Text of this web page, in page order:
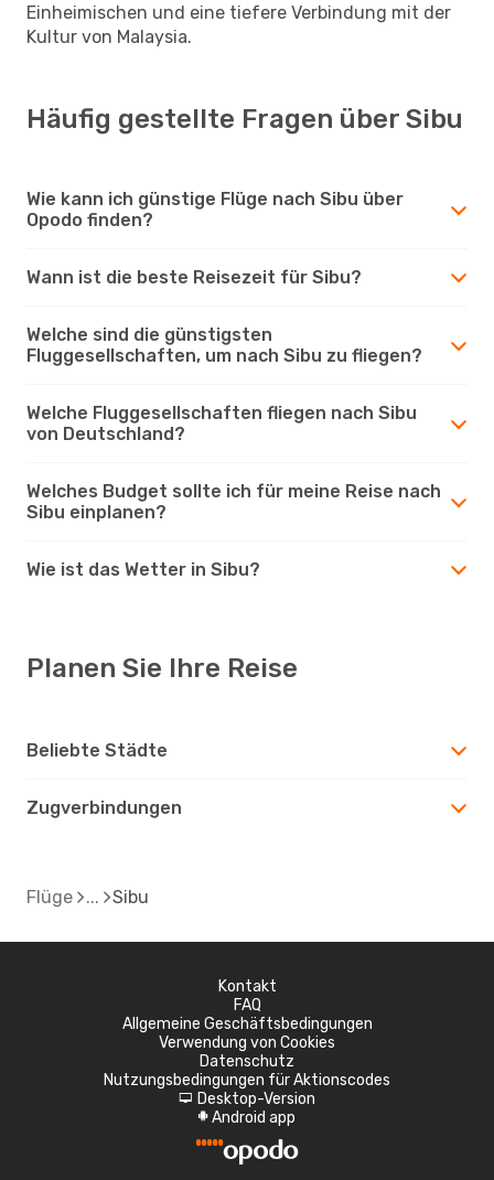
Einheimischen und eine tiefere Verbindung mit der
Kultur von Malaysia.
Häufig gestellte Fragen über Sibu
Wie kann ich günstige Flüge nach Sibu über
Opodo finden?
Wann ist die beste Reisezeit für Sibu?
Welche sind die günstigsten
Fluggesellschaften, um nach Sibu zu fliegen?
Welche Fluggesellschaften fliegen nach Sibu
von Deutschland?
Welches Budget sollte ich für meine Reise nach
Sibu einplanen?
Wie ist das Wetter in Sibu?
Planen Sie Ihre Reise
Beliebte Städte
Zugverbindungen
Flüge Sibu
Kontakt
FAQ
Allgemeine Geschäftsbedingungen
Verwendung von Cookies
Datenschutz
Nutzungsbedingungen für Aktionscodes
d Desktop-Version
A Android app